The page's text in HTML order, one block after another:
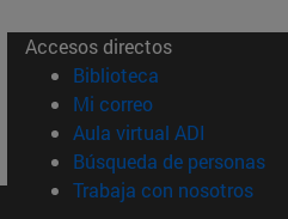
Accesos directos
Biblioteca (abre en
Mi correo(abre en nueva
Aula virtual ADI (abre
Búsqueda de personas
Trabaja con nosotros